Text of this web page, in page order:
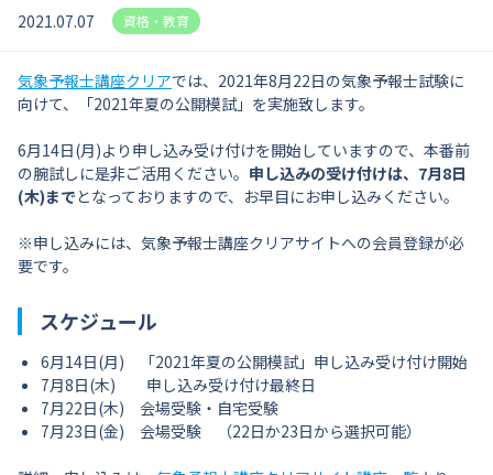
2021.07.07 資格・教育
気象予報士講座クリアでは、2021年8月22日の気象予報士試験に
向けて、「2021年夏の公開模試」を実施致します。
6月14日(月)より申し込み受け付けを開始していますので、本番前
の腕試しに是非ご活用ください。 申し込みの受け付けは、7月8日
(木)までとなっておりますので、お早目にお申し込みください。
※申し込みには、気象予報士講座クリアサイトへの会員登録が必
要です。
スケジュール
6月14日(月) 「2021年夏の公開模試」申し込み受け付け開始
7月8日(木) 申し込み受け付け最終日
7月22日(木) 会場受験・自宅受験
7月23日(金) 会場受験 （22日か23日から選択可能）